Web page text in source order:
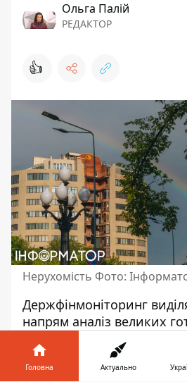
Ольга Палій
РЕДАКТОР
👍
Нерухомість Фото:
Держфінмоніторинг
напрям аналіз великих
операцій, пов'язаних із
дорогого майна. Йдеться
елітної нерухомості,
Головна Актуально